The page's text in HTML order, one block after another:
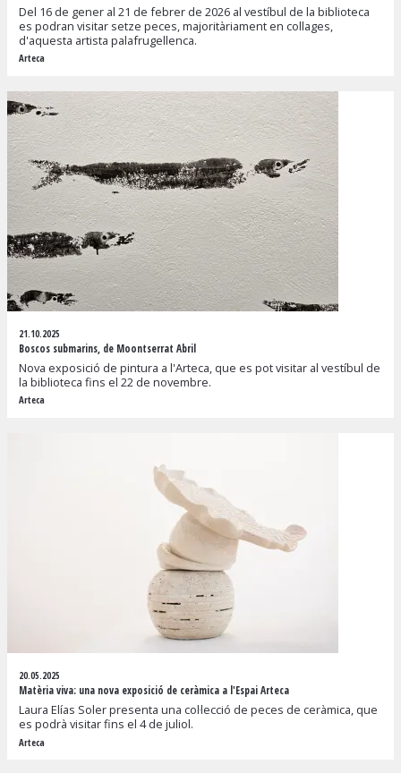
Del 16 de gener al 21 de febrer de 2026 al vestíbul de la biblioteca
es podran visitar setze peces, majoritàriament en collages,
d'aquesta artista palafrugellenca.
Arteca
21.10.2025
Boscos submarins, de Moontserrat Abril
Nova exposició de pintura a l'Arteca, que es pot visitar al vestíbul de
la biblioteca fins el 22 de novembre.
Arteca
20.05.2025
Matèria viva: una nova exposició de ceràmica a l'Espai Arteca
Laura Elías Soler presenta una col·lecció de peces de ceràmica, que
es podrà visitar fins el 4 de juliol.
Arteca